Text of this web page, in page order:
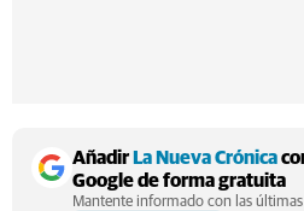
AñadirLa Nueva Crónica
Google de forma gratuita
Mantente informado con las